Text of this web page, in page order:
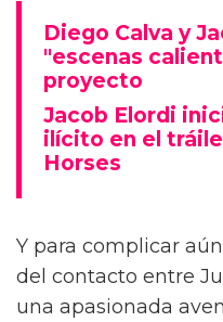
Diego Calva y
"escenas
proyecto
Jacob Elordi
ilícito en el
Horses
Y para complicar
del contacto entre
una apasionada